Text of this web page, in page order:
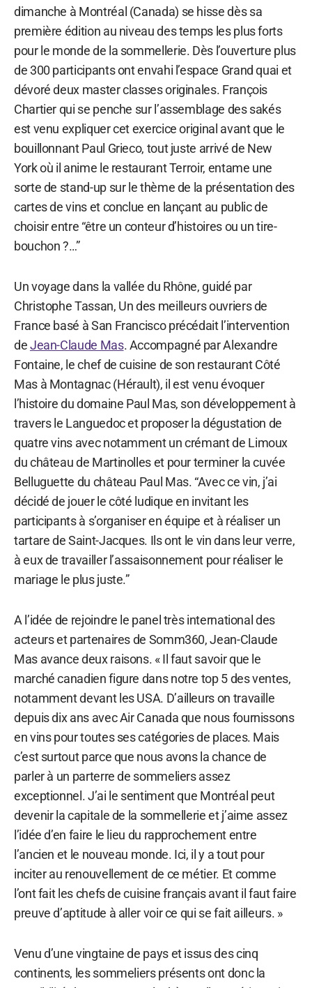
dimanche à Montréal (Canada) se hisse dès sa
première édition au niveau des temps les plus forts
pour le monde de la sommellerie. Dès l’ouverture plus
de 300 participants ont envahi l’espace Grand quai et
dévoré deux master classes originales. François
Chartier qui se penche sur l’assemblage des sakés
est venu expliquer cet exercice original avant que le
bouillonnant Paul Grieco, tout juste arrivé de New
York où il anime le restaurant Terroir, entame une
sorte de stand-up sur le thème de la présentation des
cartes de vins et conclue en lançant au public de
choisir entre “être un conteur d’histoires ou un tire-
bouchon ?…”
Un voyage dans la vallée du Rhône, guidé par
Christophe Tassan, Un des meilleurs ouvriers de
France basé à San Francisco précédait l’intervention
deJean-Claude Mas. Accompagné par Alexandre
Fontaine, le chef de cuisine de son restaurant Côté
Mas à Montagnac (Hérault), il est venu évoquer
l’histoire du domaine Paul Mas, son développement à
travers le Languedoc et proposer la dégustation de
quatre vins avec notamment un crémant de Limoux
du château de Martinolles et pour terminer la cuvée
Belluguette du château Paul Mas. “Avec ce vin, j’ai
décidé de jouer le côté ludique en invitant les
participants à s’organiser en équipe et à réaliser un
tartare de Saint-Jacques. Ils ont le vin dans leur verre,
à eux de travailler l’assaisonnement pour réaliser le
mariage le plus juste.”
A l’idée de rejoindre le panel très international des
acteurs et partenaires de Somm360, Jean-Claude
Mas avance deux raisons. « Il faut savoir que le
marché canadien figure dans notre top 5 des ventes,
notamment devant les USA. D’ailleurs on travaille
depuis dix ans avec Air Canada que nous fournissons
en vins pour toutes ses catégories de places. Mais
c’est surtout parce que nous avons la chance de
parler à un parterre de sommeliers assez
exceptionnel. J’ai le sentiment que Montréal peut
devenir la capitale de la sommellerie et j’aime assez
l’idée d’en faire le lieu du rapprochement entre
l’ancien et le nouveau monde. Ici, il y a tout pour
inciter au renouvellement de ce métier. Et comme
l’ont fait les chefs de cuisine français avant il faut faire
preuve d’aptitude à aller voir ce qui se fait ailleurs. »
Venu d’une vingtaine de pays et issus des cinq
continents, les sommeliers présents ont donc la